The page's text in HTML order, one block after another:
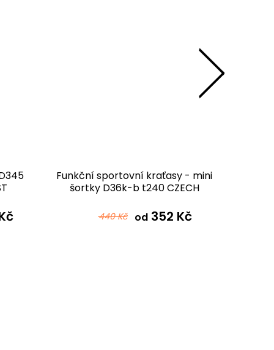
Funkční sportovní kraťasy - mini
šortky D36k-b t240 CZECH
440 Kč od352 Kč